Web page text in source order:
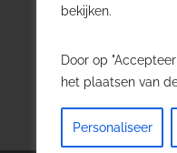
bekijken.
Door op
het plaatsen van
Personaliseer
willen volgen.